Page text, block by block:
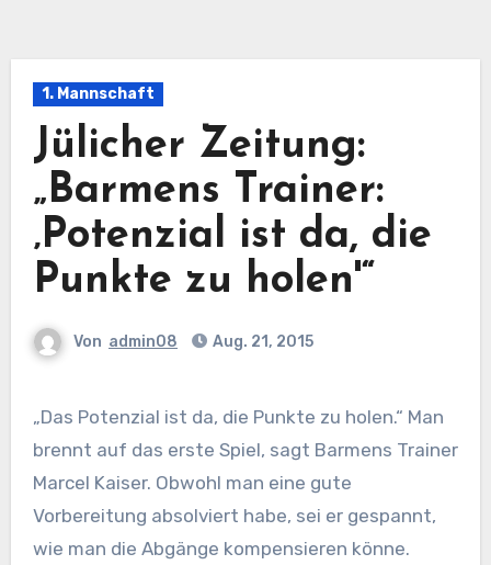
1. Mannschaft
Jülicher Zeitung:
„Barmens Trainer:
‚Potenzial ist da, die
Punkte zu holen'“
Von admin08 Aug. 21, 2015
„Das Potenzial ist da, die Punkte zu holen.“ Man
brennt auf das erste Spiel, sagt Barmens Trainer
Marcel Kaiser. Obwohl man eine gute
Vorbereitung absolviert habe, sei er gespannt,
wie man die Abgänge kompensieren könne.